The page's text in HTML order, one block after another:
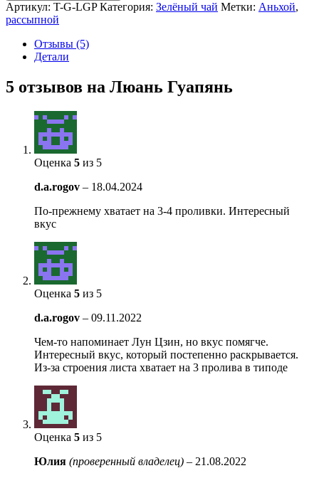
Артикул: T-G-LGP Категория: Зелёный чай Метки: Аньхой,
рассыпной
Отзывы (5)
Детали
5 отзывов на Люань Гуапянь
Оценка 5 из 5
d.a.rogov – 18.04.2024
По-прежнему хватает на 3-4 проливки. Интересный
вкус
Оценка 5 из 5
d.a.rogov – 09.11.2022
Чем-то напоминает Лун Цзин, но вкус помягче.
Интересный вкус, который постепенно раскрывается.
Из-за строения листа хватает на 3 пролива в типоде
Оценка 5 из 5
Юлия (проверенный владелец) – 21.08.2022